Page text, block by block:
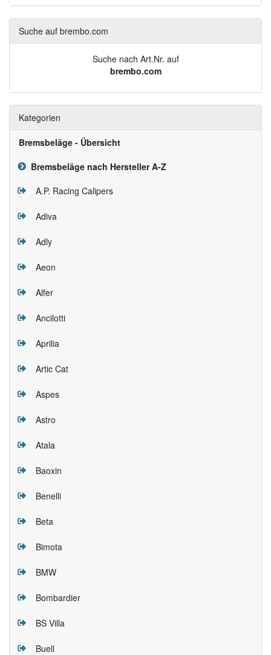
Suche auf brembo.com
Suche nach Art.Nr. auf
brembo.com
Kategorien
Bremsbeläge - Übersicht
Bremsbeläge nach Hersteller A-Z
A.P. Racing Calipers
Adiva
Adly
Aeon
Alfer
Ancilotti
Aprilia
Artic Cat
Aspes
Astro
Atala
Baoxin
Benelli
Beta
Bimota
BMW
Bombardier
BS Villa
Buell